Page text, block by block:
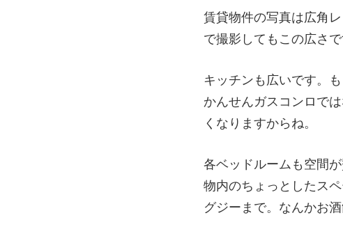
賃貸物件の写真は広角
で撮影してもこの広さ
キッチンも広いです。
かんせんガスコンロで
くなりますからね。
各ベッドルームも空間
物内のちょっとしたス
グジーまで。なんかお